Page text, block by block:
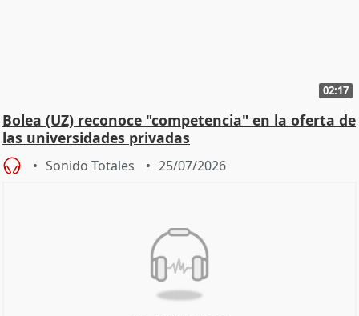
02:17
Bolea (UZ) reconoce "competencia" en la oferta de
las universidades privadas
Sonido Totales 25/07/2026